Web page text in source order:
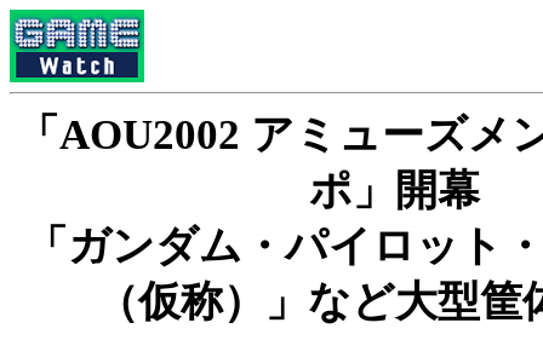
「AOU2002 アミューズメ
ポ」開幕
「ガンダム・パイロット
（仮称）」など大型筐